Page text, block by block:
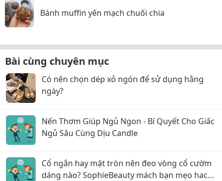
Bánh muffin yến mạch chuối chia
Bài cùng chuyên mục
Có nên chọn dép xỏ ngón để sử dụng hằng
ngày?
Nến Thơm Giúp Ngủ Ngon - Bí Quyết Cho Giấc
Ngủ Sâu Cùng Dịu Candle
Cổ ngắn hay mặt tròn nên đeo vòng cổ cườm
dáng nào? SophieBeauty mách bạn mẹo hack